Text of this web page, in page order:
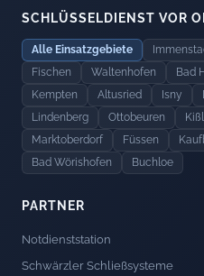
SCHLÜSSELDIENST VOR
Alle Einsatzgebiete
Fischen
Waltenhofen Bad
Kempten
Altusried Isny
Lindenberg
Ottobeuren
Marktoberdorf
Füssen
Bad Wörishofen
Buchloe
PARTNER
Notdienststation
Schwärzler Schließsysteme